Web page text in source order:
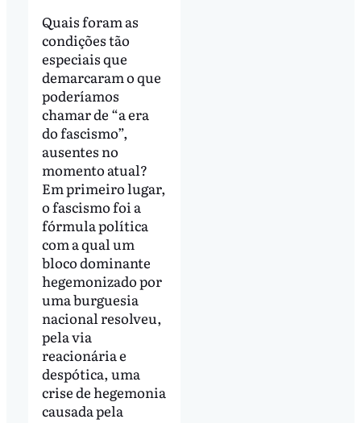
Quais foram as
condições tão
especiais que
demarcaram o que
poderíamos
chamar de “a era
do fascismo”,
ausentes no
momento atual?
Em primeiro lugar,
o fascismo foi a
fórmula política
com a qual um
bloco dominante
hegemonizado por
uma burguesia
nacional resolveu,
pela via
reacionária e
despótica, uma
crise de hegemonia
causada pela